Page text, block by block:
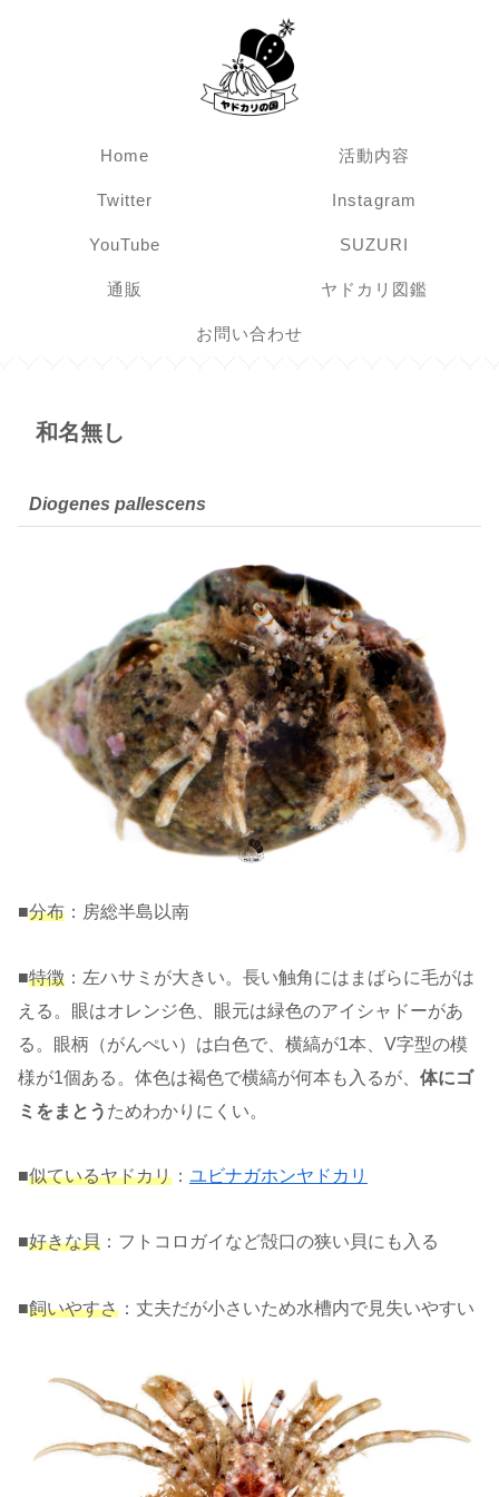
Home 活動内容
Twitter Instagram
YouTube SUZURI
通販 ヤドカリ図鑑
お問い合わせ
和名無し
Diogenes pallescens
■分布 ：房総半島以南
■特徴 ：左ハサミが大きい。長い触角にはまばらに毛がは
える。眼はオレンジ色、眼元は緑色のアイシャドーがあ
る。眼柄（がんぺい）は白色で、横縞が1本、V字型の模
様が1個ある。体色は褐色で横縞が何本も入るが、 体にゴ
ミをまとう ためわかりにくい。
■似ているヤドカリ ： ユビナガホンヤドカリ
■好きな貝 ：フトコロガイなど殻口の狭い貝にも入る
■飼いやすさ ：丈夫だが小さいため水槽内で見失いやすい